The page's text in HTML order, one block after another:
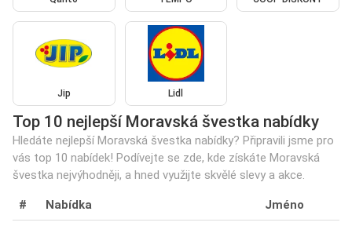
Jip Lidl
Top 10 nejlepší Moravská švestka nabídky
Hledáte nejlepší Moravská švestka nabídky? Připravili jsme pro
vás top 10 nabídek! Podívejte se zde, kde získáte Moravská
švestka nejvýhodněji, a hned využijte skvělé slevy a akce.
# Nabídka Jméno